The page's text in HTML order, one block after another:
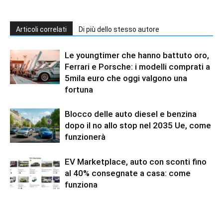
Articoli correlati Di più dello stesso autore
Le youngtimer che hanno battuto oro,
Ferrari e Porsche: i modelli comprati a
5mila euro che oggi valgono una
fortuna
Blocco delle auto diesel e benzina
dopo il no allo stop nel 2035 Ue, come
funzionerà
EV Marketplace, auto con sconti fino
al 40% consegnate a casa: come
funziona